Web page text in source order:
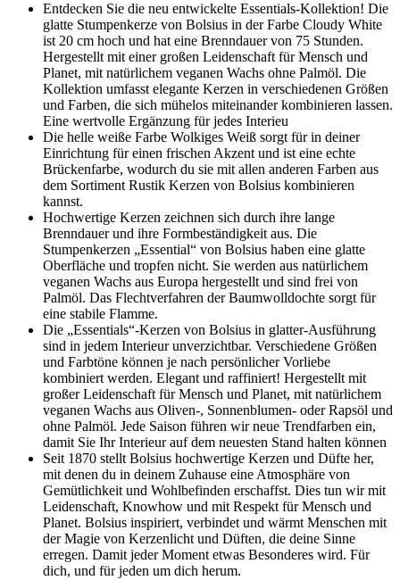
Entdecken Sie die neu entwickelte Essentials-Kollektion! Die
glatte Stumpenkerze von Bolsius in der Farbe Cloudy White
ist 20 cm hoch und hat eine Brenndauer von 75 Stunden.
Hergestellt mit einer großen Leidenschaft für Mensch und
Planet, mit natürlichem veganen Wachs ohne Palmöl. Die
Kollektion umfasst elegante Kerzen in verschiedenen Größen
und Farben, die sich mühelos miteinander kombinieren lassen.
Eine wertvolle Ergänzung für jedes Interieu
Die helle weiße Farbe Wolkiges Weiß sorgt für in deiner
Einrichtung für einen frischen Akzent und ist eine echte
Brückenfarbe, wodurch du sie mit allen anderen Farben aus
dem Sortiment Rustik Kerzen von Bolsius kombinieren
kannst.
Hochwertige Kerzen zeichnen sich durch ihre lange
Brenndauer und ihre Formbeständigkeit aus. Die
Stumpenkerzen „Essential“ von Bolsius haben eine glatte
Oberfläche und tropfen nicht. Sie werden aus natürlichem
veganen Wachs aus Europa hergestellt und sind frei von
Palmöl. Das Flechtverfahren der Baumwolldochte sorgt für
eine stabile Flamme.
Die „Essentials“-Kerzen von Bolsius in glatter-Ausführung
sind in jedem Interieur unverzichtbar. Verschiedene Größen
und Farbtöne können je nach persönlicher Vorliebe
kombiniert werden. Elegant und raffiniert! Hergestellt mit
großer Leidenschaft für Mensch und Planet, mit natürlichem
veganen Wachs aus Oliven-, Sonnenblumen- oder Rapsöl und
ohne Palmöl. Jede Saison führen wir neue Trendfarben ein,
damit Sie Ihr Interieur auf dem neuesten Stand halten können
Seit 1870 stellt Bolsius hochwertige Kerzen und Düfte her,
mit denen du in deinem Zuhause eine Atmosphäre von
Gemütlichkeit und Wohlbefinden erschaffst. Dies tun wir mit
Leidenschaft, Knowhow und mit Respekt für Mensch und
Planet. Bolsius inspiriert, verbindet und wärmt Menschen mit
der Magie von Kerzenlicht und Düften, die deine Sinne
erregen. Damit jeder Moment etwas Besonderes wird. Für
dich, und für jeden um dich herum.